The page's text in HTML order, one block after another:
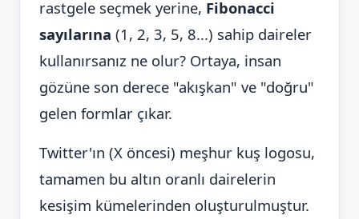
rastgele seçmek yerine, Fibonacci
sayılarına (1, 2, 3, 5, 8...) sahip daireler
kullanırsanız ne olur? Ortaya, insan
gözüne son derece "akışkan" ve "doğru"
gelen formlar çıkar.
Twitter'ın (X öncesi) meşhur kuş logosu,
tamamen bu altın oranlı dairelerin
kesişim kümelerinden oluşturulmuştur.